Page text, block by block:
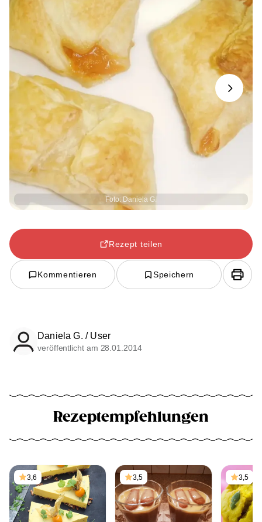
Foto: Daniela G.
Next
Rezept teilen
Kommentieren Speichern
Daniela G. / User
veröffentlicht am 28.01.2014
Rezeptempfehlungen
3,6 3,5 3,5